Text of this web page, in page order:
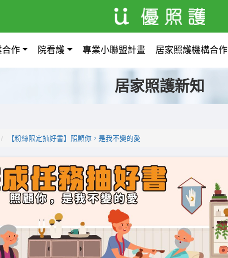
合作 院看護 專業小聯盟計畫 居家照護機構合作
居家照護新知
【粉絲限定抽好書】照顧你，是我不變的愛